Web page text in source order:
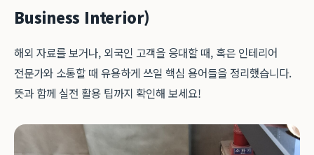
Business Interior)
해외 자료를 보거나, 외국인 고객을 응대할 때, 혹은 인테리어
전문가와 소통할 때 유용하게 쓰일 핵심 용어들을 정리했습니다.
뜻과 함께 실전 활용 팁까지 확인해 보세요!